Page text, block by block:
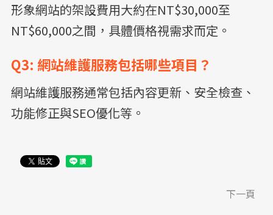
形象網站的架設費用大約在NT$30,000至
NT$60,000之間，具體價格視需求而定。
Q3: 網站維護服務包括哪些項目？
網站維護服務通常包括內容更新、安全檢查、
功能修正與SEO優化等。
下一頁